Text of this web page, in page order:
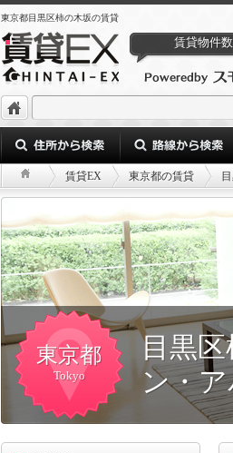
東京都目黒区柿の木坂の賃貸
賃貸物件数
賃貸EX 東京都の賃貸
東京都
Tokyo
目黒
ン・